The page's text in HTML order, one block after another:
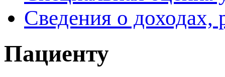
Сведения о доходах,
Пациенту